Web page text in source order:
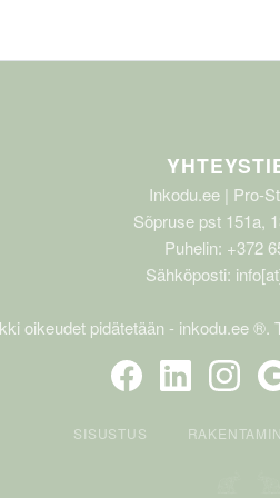
Inkodu.ee | Pro-
Sõpruse pst 151a,
Puhelin: +372
Sähköposti:
oikeudet pidätetään - inkodu.ee ®.
SISUSTUS